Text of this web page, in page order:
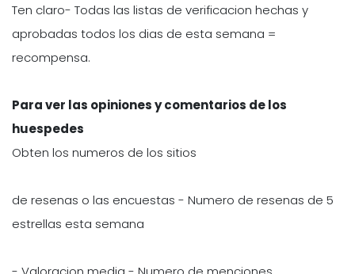
Ten claro- Todas las listas de verificacion hechas y
aprobadas todos los dias de esta semana =
recompensa.
Para ver las opiniones y comentarios de los
huespedes
Obten los numeros de los sitios
de resenas o las encuestas - Numero de resenas de 5
estrellas esta semana